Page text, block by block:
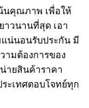
นคุณภาพ เพื่อให้
าวนานที่สุด เอา
น่นอนรับประกัน มี
มต้องการของ
ายสินค้าราคา
ะเทศตอบโจทย์ทุก